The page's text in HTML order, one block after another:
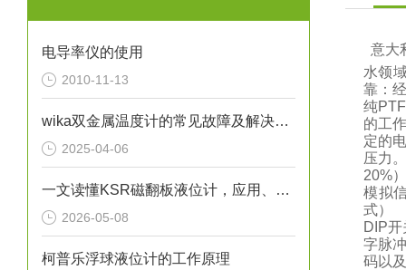
电导率仪的使用
2010-11-13
wika双金属温度计的常见故障及解决方法
2025-04-06
一文读懂KSR磁翻板液位计，应用、操作与养护
2026-05-08
柯普乐浮球液位计的工作原理
意大
水领
靠：
纯
的工
定的
压力
20%
模拟
式）
DIP
字脉
码以